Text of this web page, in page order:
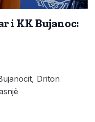
i KK Bujanoc:
Driton